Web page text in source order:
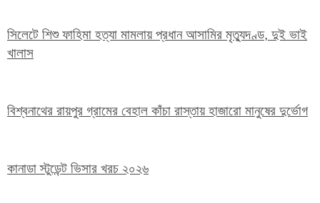
সিলেটে শিশু ফাহিমা হত্যা মামলায় প্রধান আসামির মৃত্যুদণ্ড, দুই ভাই
খালাস
বিশ্বনাথের রায়পুর গ্রামের বেহাল কাঁচা রাস্তায় হাজারো মানুষের দুর্ভোগ
কানাডা স্টুডেন্ট ভিসার খরচ ২০২৬